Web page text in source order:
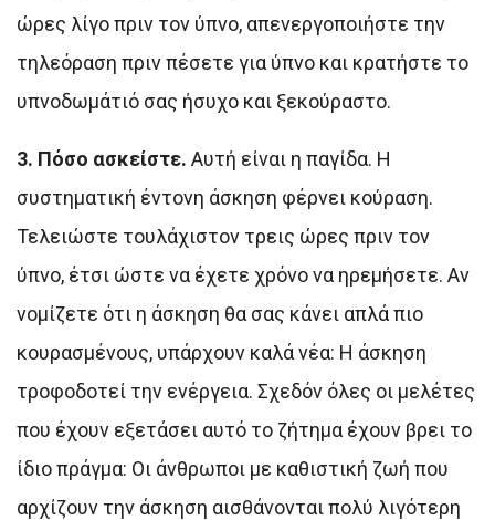
ώρες λίγο πριν τον ύπνο, απενεργοποιήστε την
τηλεόραση πριν πέσετε για ύπνο και κρατήστε το
υπνοδωμάτιό σας ήσυχο και ξεκούραστο.
3. Πόσο ασκείστε. Αυτή είναι η παγίδα. Η
συστηματική έντονη άσκηση φέρνει κούραση.
Τελειώστε τουλάχιστον τρεις ώρες πριν τον
ύπνο, έτσι ώστε να έχετε χρόνο να ηρεμήσετε. Αν
νομίζετε ότι η άσκηση θα σας κάνει απλά πιο
κουρασμένους, υπάρχουν καλά νέα: Η άσκηση
τροφοδοτεί την ενέργεια. Σχεδόν όλες οι μελέτες
που έχουν εξετάσει αυτό το ζήτημα έχουν βρει το
ίδιο πράγμα: Οι άνθρωποι με καθιστική ζωή που
αρχίζουν την άσκηση αισθάνονται πολύ λιγότερη